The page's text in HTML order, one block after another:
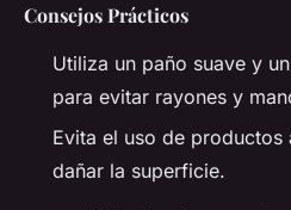
Consejos Prácticos
Utiliza un paño suave y
para evitar rayones y
Evita el uso de productos
dañar la superficie.